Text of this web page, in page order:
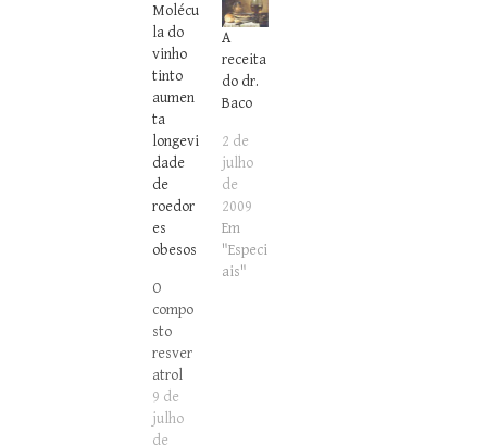
Molécu
la do
vinho
tinto
aumen
ta
longevi
dade
de
roedor
es
obesos
O
compo
sto
resver
atrol
també
m
reduz
9 de
julho
de
A
receita
do dr.
Baco
2 de
julho
de
2009
Em
"Especi
ais"